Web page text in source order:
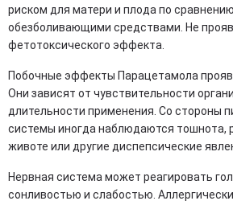
риском для матери и плода по
обезболивающими средствами. Не
фетотоксического эффекта.
Побочные эффекты Парацетамола
Они зависят от чувствительности
длительности применения. Со стороны
системы иногда наблюдаются тошнота,
животе или другие диспепсические
Нервная система может реагировать
сонливостью и слабостью.